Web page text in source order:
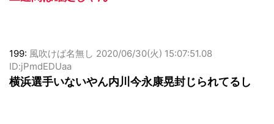
二遊間は確定じゃん
199:風吹けば名無し
ID:jPmdEDUaa
横浜選手いないやん内川今永康晃封じられてるし